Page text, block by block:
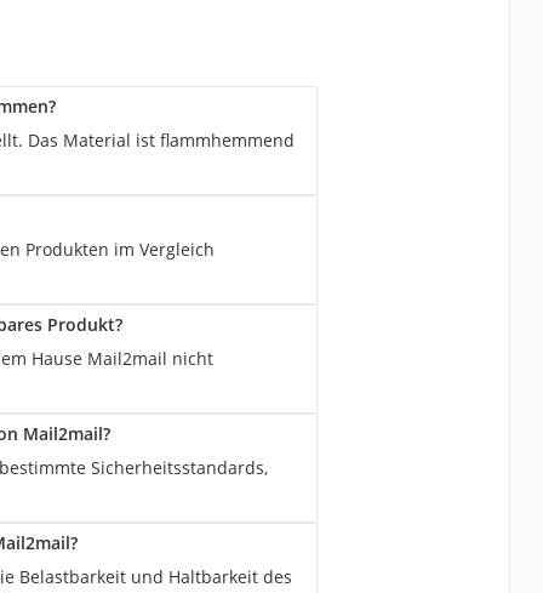
Das Material ist flammhemmend
Produkten im Vergleich
Produkt?
Hause Mail2mail nicht
Mail2mail?
Sicherheitsstandards,
Belastbarkeit und Haltbarkeit des